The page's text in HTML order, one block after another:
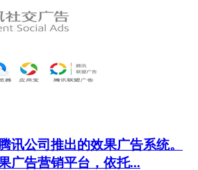
讯公司推出的效果广告系统。
广告营销平台，依托...